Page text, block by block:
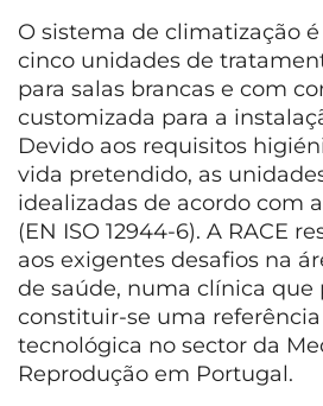
O sistema de climatização
cinco unidades de
para salas brancas e com
customizada para a
Devido aos requisitos
vida pretendido, as
idealizadas de acordo com
(EN ISO 12944-6). A RACE
aos exigentes desafios na
de saúde, numa clínica que
constituir-se uma
tecnológica no sector da
Reprodução em Portugal.